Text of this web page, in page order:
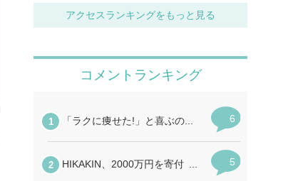
アクセスランキングをもっと見る